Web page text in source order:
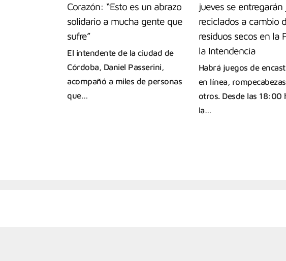
Corazón: “Esto es un abrazo
solidario a mucha gente que
sufre”
El intendente de la ciudad de
Córdoba, Daniel Passerini,
acompañó a miles de personas
que…
jueves se entregarán
reciclados a cambio
residuos secos en la
la Intendencia
Habrá juegos de
en línea,
otros. ‌Desde las 18:00
la…